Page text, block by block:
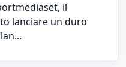
il
lanciare un duro